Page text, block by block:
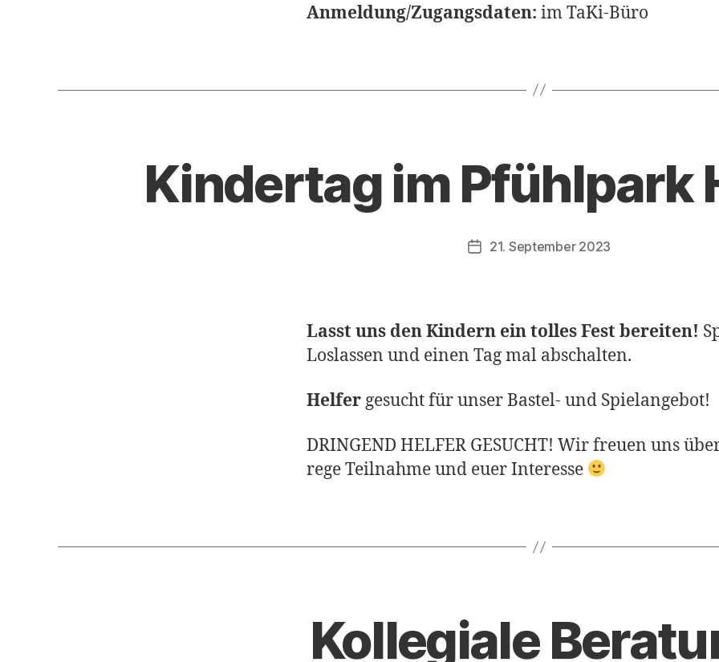
Anmeldung/Zugangsdaten: im TaKi-Büro
Kindertag im Pfühlpark
Veröffentlichungsdatum
21. September 2023
Lasst uns den Kindern ein tolles Fest bereiten!
Loslassen und einen Tag mal abschalten.
Helfer gesucht für unser Bastel- und Spielangebot!
DRINGEND HELFER GESUCHT! Wir freuen uns
rege Teilnahme und euer Interesse
Kollegiale